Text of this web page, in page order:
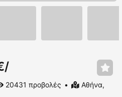
20431 προβολές
Αθήνα,